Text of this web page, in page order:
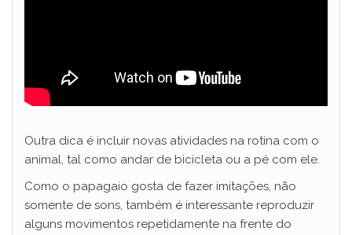
Outra dica é incluir novas atividades na rotina com o
animal, tal como andar de bicicleta ou a pé com ele.
Como o papagaio gosta de fazer imitações, não
somente de sons, também é interessante reproduzir
alguns movimentos repetidamente na frente do